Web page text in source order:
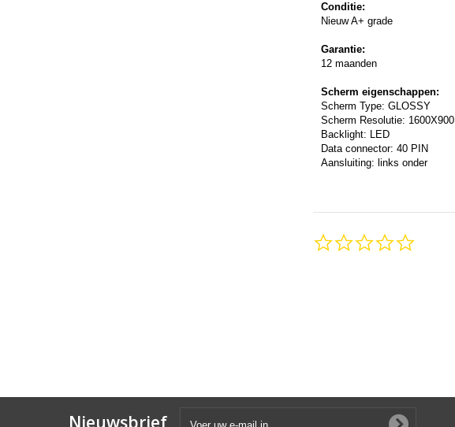
Conditie:
Nieuw A+ grade
Garantie:
12 maanden
Scherm eigenschappen:
Scherm Type: GLOSSY
Scherm Resolutie: 1600X900
Backlight: LED
Data connector: 40 PIN
Aansluiting: links onder
Nieuwsbrief